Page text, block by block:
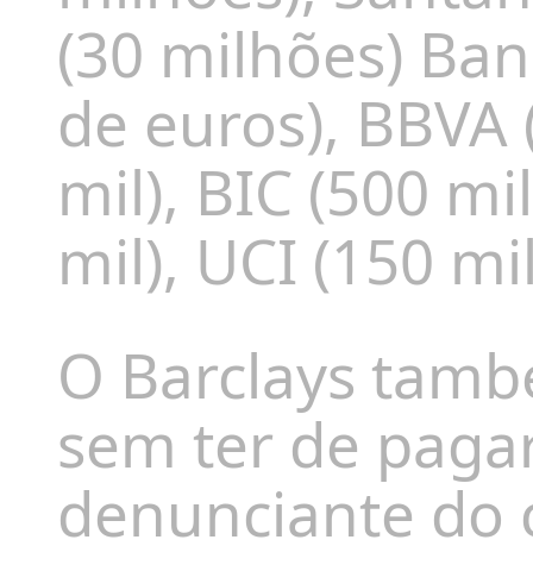
(30 milhões)
de euros),
mil), BIC (500
mil), UCI (150
O Barclays
sem ter de
denunciante do